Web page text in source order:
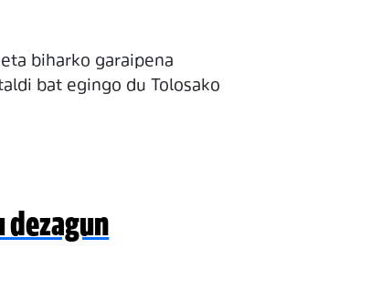
biharko garaipena
bat egingo du Tolosako
dezagun